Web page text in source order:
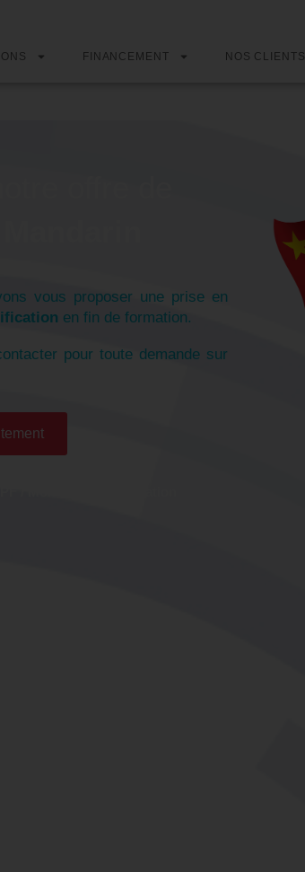
FINANCEMENT NOS CLIENTS
vous proposer une prise en
en fin de formation.
pour toute demande sur